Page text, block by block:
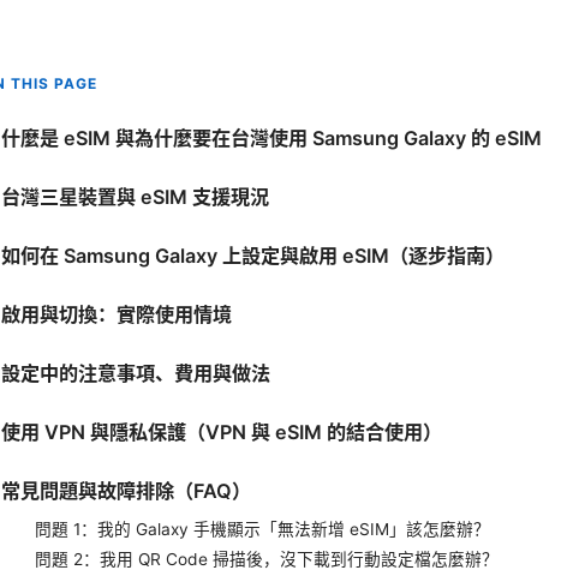
THIS PAGE
什麼是 eSIM 與為什麼要在台灣使用 Samsung Galaxy 的 eSIM
台灣三星裝置與 eSIM 支援現況
如何在 Samsung Galaxy 上設定與啟用 eSIM（逐步指南）
啟用與切換：實際使用情境
設定中的注意事項、費用與做法
使用 VPN 與隱私保護（VPN 與 eSIM 的結合使用）
常見問題與故障排除（FAQ）
問題 1：我的 Galaxy 手機顯示「無法新增 eSIM」該怎麼辦？
問題 2：我用 QR Code 掃描後，沒下載到行動設定檔怎麼辦？